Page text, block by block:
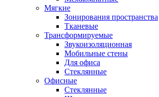
Мягкие
Зонирования пространства
Тканевые
Трансформируемые
Звукоизоляционная
Мобильные стены
Для офиса
Стеклянные
Офисные
Стеклянные